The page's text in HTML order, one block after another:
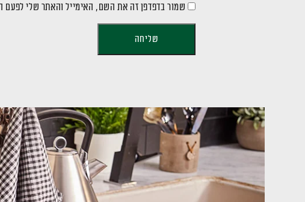
שמור בדפדפן זה את השם, האימייל והאתר שלי לפעם